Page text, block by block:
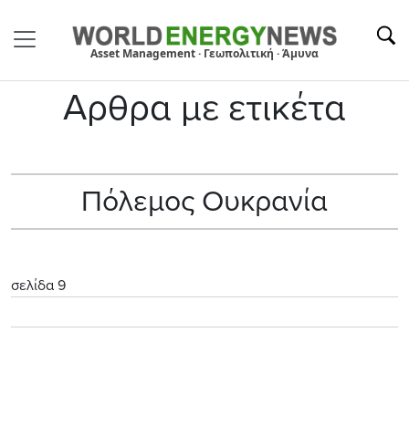
Asset Management · Γεωπολιτική · Άμυνα
Αρθρα με ετικέτα
Πόλεμος Ουκρανία
σελίδα 9